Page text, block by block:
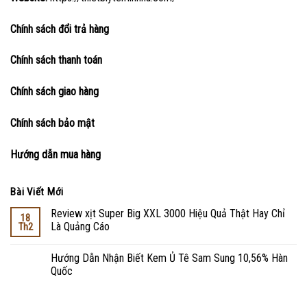
Chính sách đổi trả hàng
Chính sách thanh toán
Chính sách giao hàng
Chính sách bảo mật
Hướng dẫn mua hàng
Bài Viết Mới
18
Th2
Review xịt Super Big XXL 3000 Hiệu Quả Thật Hay Chỉ
Là Quảng Cáo
Hướng Dẫn Nhận Biết Kem Ủ Tê Sam Sung 10,56% Hàn
Quốc